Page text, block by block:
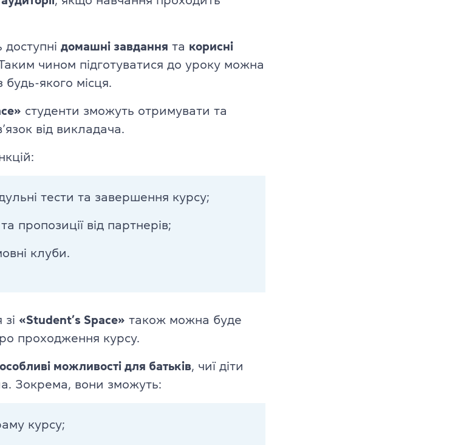
TKT Module 2
TKT Module YL
Іспити Cambridge English
YLE Starters, Movers, Flyers
B2 First (FCE) + for Schools
DELTA Module 1
Іспити в Польщі
домашні завдання та корисні
чином підготуватися до уроку можна
якого місця.
студенти зможуть отримувати та
від викладача.
тести та завершення курсу;
пропозиції від партнерів;
клуби.
«Student’s Space» також можна буде
проходження курсу.
особливі можливості для батьків, чиї діти
Зокрема, вони зможуть:
курсу;